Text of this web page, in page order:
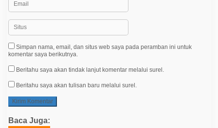
Simpan nama, email, dan situs web saya pada peramban ini untuk
komentar saya berikutnya.
Beritahu saya akan tindak lanjut komentar melalui surel.
Beritahu saya akan tulisan baru melalui surel.
Baca Juga: